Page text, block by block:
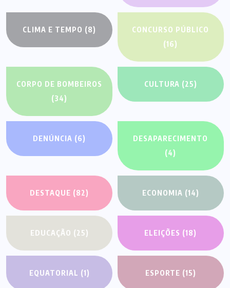
CLIMA E TEMPO (8)
CONCURSO PÚBLICO
(16)
CORPO DE BOMBEIROS
(34)
CULTURA (25)
DENÚNCIA (6)
DESAPARECIMENTO
(4)
DESTAQUE (82) ECONOMIA (14)
EDUCAÇÃO (25) ELEIÇÕES (18)
EQUATORIAL (1) ESPORTE (15)